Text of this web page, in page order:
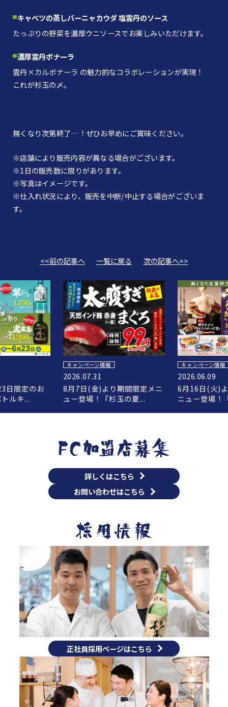
キャベツの蒸しバーニャカウダ 塩雲丹のソース
たっぷりの野菜を濃厚ウニソースでお楽しみいただけます。
濃厚雲丹ボナーラ
雲丹×カルボナーラ の魅力的なコラボレーションが実現！
これが杉玉の〆。
無くなり次第終了…！ぜひお早めにご賞味ください。
※店舗により販売内容が異なる場合がございます。
※1日の販売数に限りがあります。
※写真はイメージです。
※仕入れ状況により、販売を中断/中止する場合がございま
す。
<<前の記事へ 一覧に戻る 次の記事へ>>
日限定のお
ルキ...
キャンペーン情報
2026.07.31
8月7日(金)より期間限定メニ
ュー登場！『杉玉の夏...
キャンペーン情報
2026.06.09
6月16日(火)
ニュー登場！
詳しくはこちら
お問い合わせはこちら
正社員採用ページはこちら